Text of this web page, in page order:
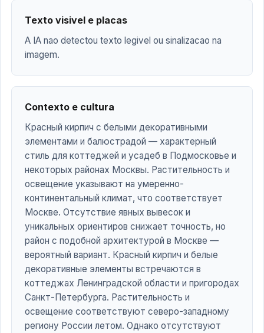
Texto visivel e placas
A IA nao detectou texto legivel ou sinalizacao na
imagem.
Contexto e cultura
Красный кирпич с белыми декоративными
элементами и балюстрадой — характерный
стиль для коттеджей и усадеб в Подмосковье и
некоторых районах Москвы. Растительность и
освещение указывают на умеренно-
континентальный климат, что соответствует
Москве. Отсутствие явных вывесок и
уникальных ориентиров снижает точность, но
район с подобной архитектурой в Москве —
вероятный вариант. Красный кирпич и белые
декоративные элементы встречаются в
коттеджах Ленинградской области и пригородах
Санкт-Петербурга. Растительность и
освещение соответствуют северо-западному
региону России летом. Однако отсутствуют